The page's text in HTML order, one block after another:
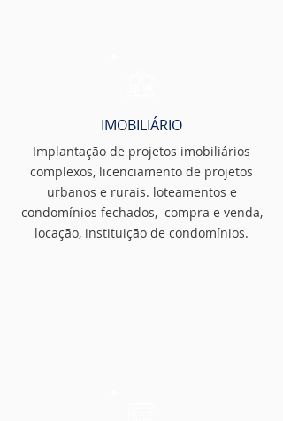
IMOBILIÁRIO
Implantação de projetos imobiliários
complexos, licenciamento de projetos
urbanos e rurais. loteamentos e
condomínios fechados, compra e venda,
locação, instituição de condomínios.